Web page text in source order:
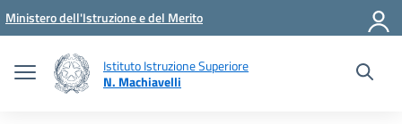
Vai ai contenuti
Vai al menu di navigazione
Vai al footer
Ministero dell'Istruzione e del Merito
Istituto Istruzione Superiore
N. Machiavelli